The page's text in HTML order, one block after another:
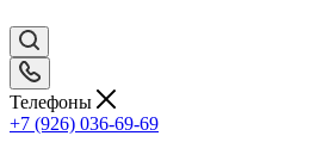
Телефоны
+7 (926) 036-69-69